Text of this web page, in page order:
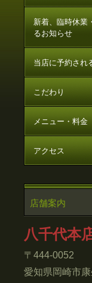
新着、臨時休業
るお知らせ
当店に予約され
こだわり
メニュー・料金
アクセス
店舗案内
八千代本
〒444-0052
愛知県岡崎市